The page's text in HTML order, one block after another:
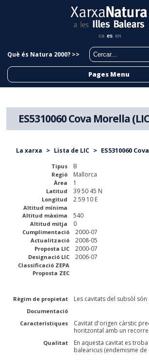
ca es en
Què és Natura 2000? >>
Pages Menu
ES5310060 Cova Morella
La xarxa > Lista de LIC > ES5310060
Tipus B
Regió Mallorca
Àrea 1
Latitud 39 50 45 N
Longitud 2 59 10 E
Altitud mínima
Altitud màxima
540
Altitud mitja 0
Cumplimentació 2000-07
Actualització 2008-05
Proposta LIC 2000-07
Designació LIC 2006-07
Classificació ZEPA
Proposta ZEC
Règim de propietat Les cavitats del subsòl
Documentació
Característiques
Cavitat d'origen càrstic
horitzontal amb un
Qualitat
En aquesta cavitat es
balearicus (endemisme de